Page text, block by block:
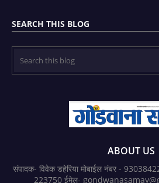
SEARCH THIS BLOG
ABOUT US
संपादक- विवेक डहेरिया मोबाईल नंबर -
223750 ईमेल-